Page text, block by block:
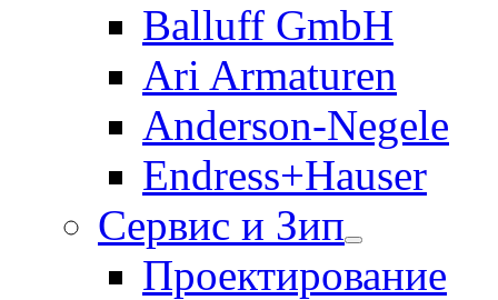
Balluff GmbH
Ari Armaturen
Anderson-Negele
Endress+Hauser
Сервис и Зип
Проектирование